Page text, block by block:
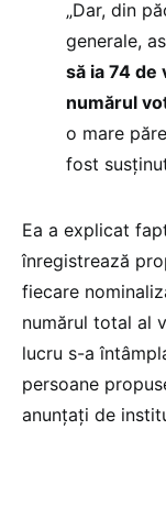
„Dar, din
generale,
să ia 74 de
numărul
o mare
fost
Ea a explicat
înregistrează
fiecare
numărul total al
lucru s-a
persoane
anunțați de